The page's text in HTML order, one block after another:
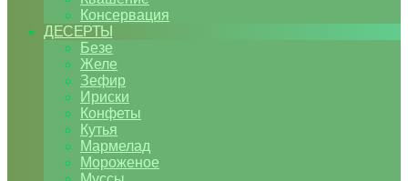
Консервация
ДЕСЕРТЫ
Безе
Желе
Зефир
Ириски
Конфеты
Кутья
Мармелад
Мороженое